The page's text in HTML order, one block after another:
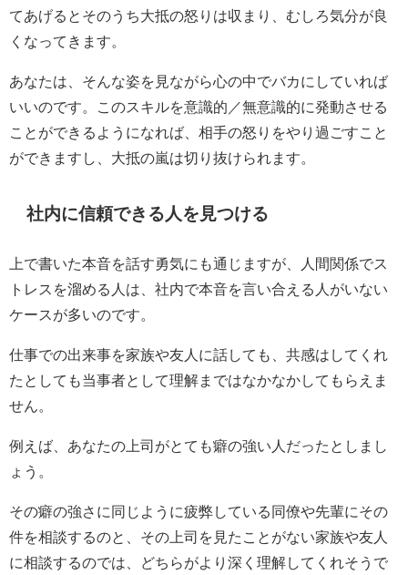
てあげるとそのうち大抵の怒りは収まり、むしろ気分が良
くなってきます。
あなたは、そんな姿を見ながら心の中でバカにしていれば
いいのです。このスキルを意識的／無意識的に発動させる
ことができるようになれば、相手の怒りをやり過ごすこと
ができますし、大抵の嵐は切り抜けられます。
社内に信頼できる人を見つける
上で書いた本音を話す勇気にも通じますが、人間関係でス
トレスを溜める人は、社内で本音を言い合える人がいない
ケースが多いのです。
仕事での出来事を家族や友人に話しても、共感はしてくれ
たとしても当事者として理解まではなかなかしてもらえま
せん。
例えば、あなたの上司がとても癖の強い人だったとしまし
ょう。
その癖の強さに同じように疲弊している同僚や先輩にその
件を相談するのと、その上司を見たことがない家族や友人
に相談するのでは、どちらがより深く理解してくれそうで